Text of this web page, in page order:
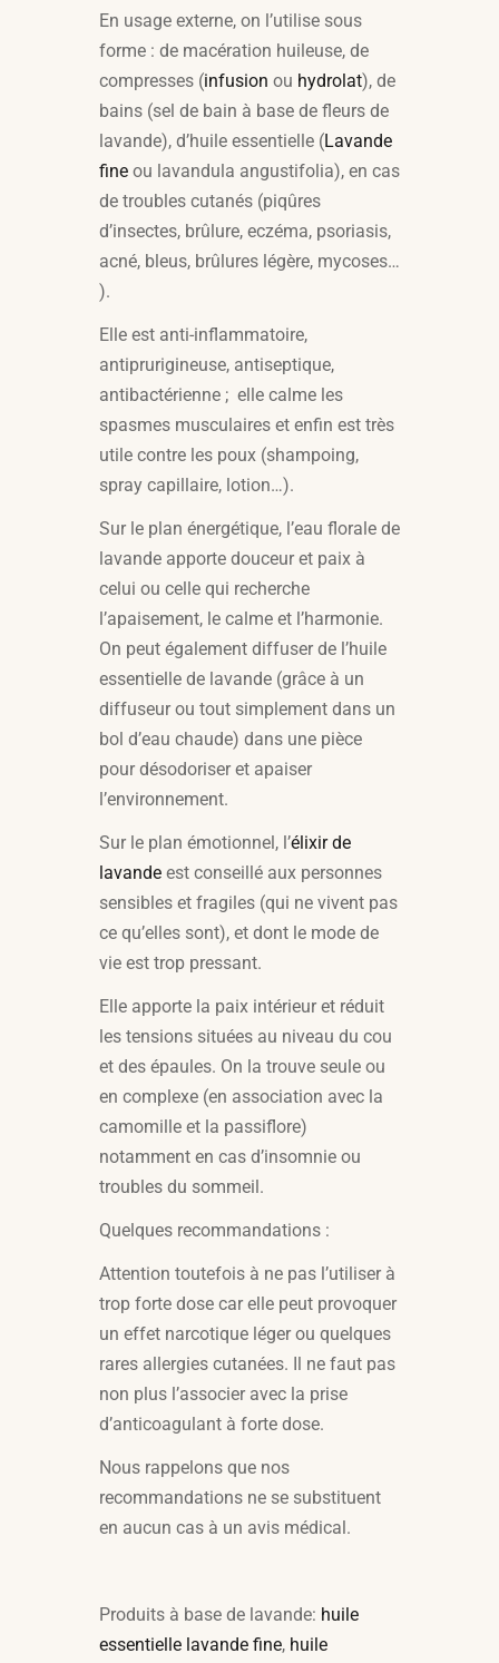
En usage externe, on l’utilise sous
forme : de macération huileuse, de
compresses (infusion ou hydrolat), de
bains (sel de bain à base de fleurs de
lavande), d’huile essentielle (Lavande
fine ou lavandula angustifolia), en cas
de troubles cutanés (piqûres
d’insectes, brûlure, eczéma, psoriasis,
acné, bleus, brûlures légère, mycoses…
).
Elle est anti-inflammatoire,
antiprurigineuse, antiseptique,
antibactérienne ; elle calme les
spasmes musculaires et enfin est très
utile contre les poux (shampoing,
spray capillaire, lotion…).
Sur le plan énergétique, l’eau florale de
lavande apporte douceur et paix à
celui ou celle qui recherche
l’apaisement, le calme et l’harmonie.
On peut également diffuser de l’huile
essentielle de lavande (grâce à un
diffuseur ou tout simplement dans un
bol d’eau chaude) dans une pièce
pour désodoriser et apaiser
l’environnement.
Sur le plan émotionnel, l’élixir de
lavande est conseillé aux personnes
sensibles et fragiles (qui ne vivent pas
ce qu’elles sont), et dont le mode de
vie est trop pressant.
Elle apporte la paix intérieur et réduit
les tensions situées au niveau du cou
et des épaules. On la trouve seule ou
en complexe (en association avec la
camomille et la passiflore)
notamment en cas d’insomnie ou
troubles du sommeil.
Quelques recommandations :
Attention toutefois à ne pas l’utiliser à
trop forte dose car elle peut provoquer
un effet narcotique léger ou quelques
rares allergies cutanées. Il ne faut pas
non plus l’associer avec la prise
d’anticoagulant à forte dose.
Nous rappelons que nos
recommandations ne se substituent
en aucun cas à un avis médical.
Produits à base de lavande: huile
essentielle lavande fine, huile